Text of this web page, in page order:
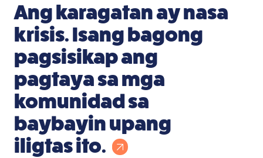
Ang karagatan ay nasa
krisis. Isang bagong
pagsisikap ang
pagtaya sa mga
komunidad sa
baybayin upang
iligtas ito.